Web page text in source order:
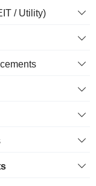
/ Utility)